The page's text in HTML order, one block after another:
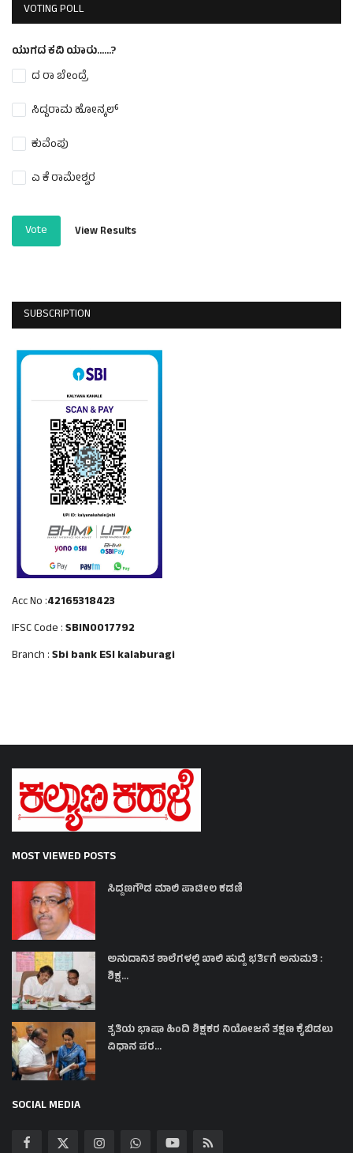
VOTING POLL
ಯುಗದ ಕವಿ ಯಾರು......?
ದ ರಾ ಬೇಂದ್ರೆ
ಸಿದ್ದರಾಮ ಹೋನ್ಕಲ್
ಕುವೆಂಪು
ಎ ಕೆ ರಾಮೇಶ್ವರ
Vote View Results
SUBSCRIPTION
Acc No :42165318423
IFSC Code :SBIN0017792
Branch :Sbi bank ESI kalaburagi
MOST VIEWED POSTS
ಸಿದ್ದಣಗೌಡ ಮಾಲಿ ಪಾಟೀಲ ಕಡಣಿ
ಅನುದಾನಿತ ಶಾಲೆಗಳಲ್ಲಿ ಖಾಲಿ ಹುದ್ದೆ ಭರ್ತಿಗೆ ಅನುಮತಿ :
ಶಿಕ್ಷ...
ತೃತಿಯ ಭಾಷಾ ಹಿಂದಿ ಶಿಕ್ಷಕರ ನಿಯೋಜನೆ ತಕ್ಷಣ ಕೈಬಿಡಲು
ವಿಧಾನ ಪರ...
SOCIAL MEDIA